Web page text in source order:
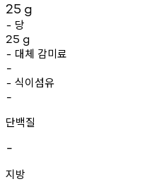
25 g
- 당
25 g
- 대체 감미료
-
- 식이섬유
-
단백질
-
지방